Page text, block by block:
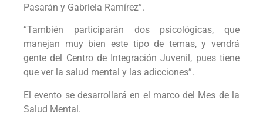
Pasarán y Gabriela Ramírez”.
“También participarán dos psicológicas, que
manejan muy bien este tipo de temas, y vendrá
gente del Centro de Integración Juvenil, pues tiene
que ver la salud mental y las adicciones”.
El evento se desarrollará en el marco del Mes de la
Salud Mental.